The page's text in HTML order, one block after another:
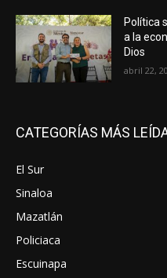
Política
a la
Dios
abril 22,
CATEGORÍAS MÁS
El Sur
Sinaloa
Mazatlán
Policiaca
Escuinapa